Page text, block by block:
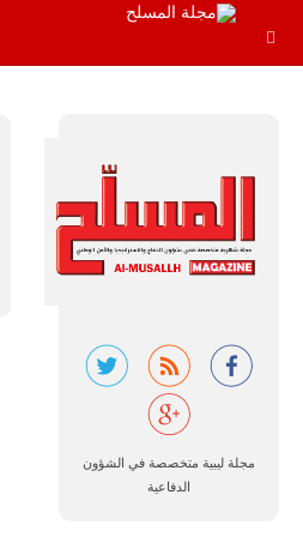
مجلة ليبية متخصصة في الشؤون
الدفاعية